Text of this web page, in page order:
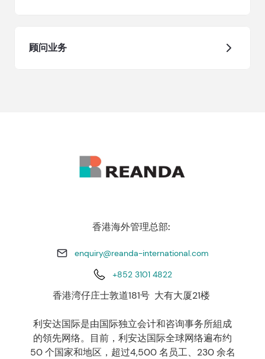
顾问业务
香港海外管理总部:
enquiry@reanda-international.com
+852 3101 4822
香港湾仔庄士敦道181号 大有大厦21楼
利安达国际是由国际独立会计和咨询事务所組成
的領先网络。目前，利安达国际全球网络遍布约
50 个国家和地区，超过4,500 名员工、230 余名